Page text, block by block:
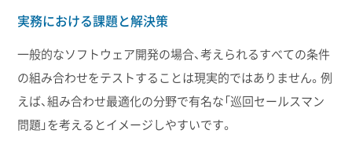
実務における課題と解決策
一般的なソフトウェア開発の場合、考えられるすべての条件
の組み合わせをテストすることは現実的ではありません。例
えば、組み合わせ最適化の分野で有名な「巡回セールスマン
問題」を考えるとイメージしやすいです。